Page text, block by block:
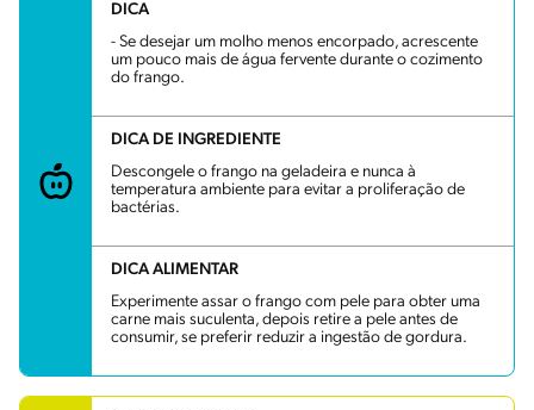
DICA
- Se desejar um molho menos encorpado, acrescente
um pouco mais de água fervente durante o cozimento
do frango.
DICA DE INGREDIENTE
Descongele o frango na geladeira e nunca à
temperatura ambiente para evitar a proliferação de
bactérias.
DICA ALIMENTAR
Experimente assar o frango com pele para obter uma
carne mais suculenta, depois retire a pele antes de
consumir, se preferir reduzir a ingestão de gordura.